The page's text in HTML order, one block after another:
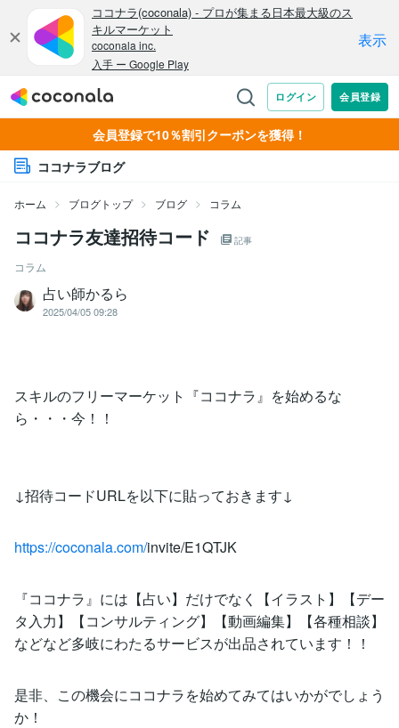
会員登録で10％割引クーポンを獲得！
ココナラブログ
ホーム ブログトップ ブログ コラム
ココナラ友達招待コード 記事
コラム
占い師かるら
2025/04/05 09:28
スキルのフリーマーケット『ココナラ』を始めるな
ら・・・今！！
↓招待コードURLを以下に貼っておきます↓
https://coconala.com/invite/E1QTJK
『ココナラ』には【占い】だけでなく【イラスト】【デー
タ入力】【コンサルティング】【動画編集】【各種相談】
などなど多岐にわたるサービスが出品されています！！
是非、この機会にココナラを始めてみてはいかがでしょう
か！